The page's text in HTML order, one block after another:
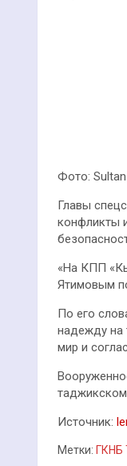
Фото:
Главы
конфликты
«На КПП
Ятимовым
По его
надежду на
мир и
таджикском
Источник:
Метки: ГКНБ